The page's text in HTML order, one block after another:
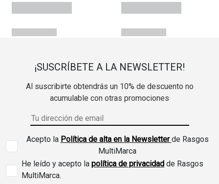
¡SUSCRÍBETE A LA NEWSLETTER!
Al suscribirte obtendrás un 10% de descuento no
acumulable con otras promociones
Acepto la Política de alta en la Newsletterde Rasgos
MultiMarca
He leído y acepto la política de privacidad de Rasgos
MultiMarca.